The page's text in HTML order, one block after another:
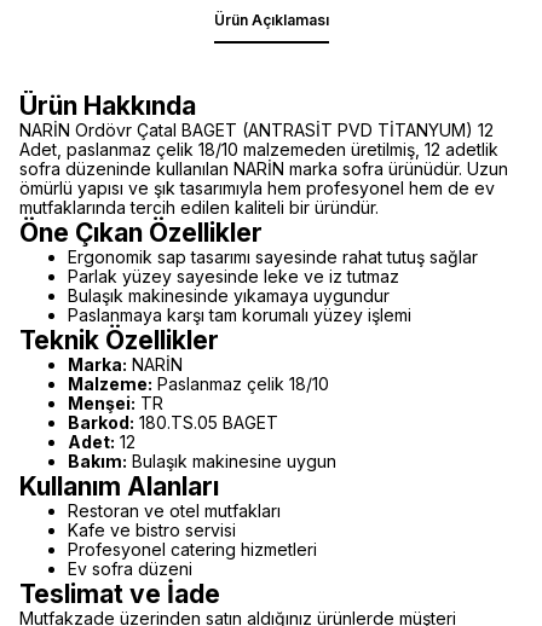
Ürün Açıklaması
Ürün Hakkında
NARİN Ordövr Çatal BAGET (ANTRASİT PVD TİTANYUM) 12
Adet, paslanmaz çelik 18/10 malzemeden üretilmiş, 12 adetlik
sofra düzeninde kullanılan NARİN marka sofra ürünüdür. Uzun
ömürlü yapısı ve şık tasarımıyla hem profesyonel hem de ev
mutfaklarında tercih edilen kaliteli bir üründür.
Öne Çıkan Özellikler
Ergonomik sap tasarımı sayesinde rahat tutuş sağlar
Parlak yüzey sayesinde leke ve iz tutmaz
Bulaşık makinesinde yıkamaya uygundur
Paslanmaya karşı tam korumalı yüzey işlemi
Teknik Özellikler
Marka: NARİN
Malzeme: Paslanmaz çelik 18/10
Menşei: TR
Barkod: 180.TS.05 BAGET
Adet: 12
Bakım: Bulaşık makinesine uygun
Kullanım Alanları
Restoran ve otel mutfakları
Kafe ve bistro servisi
Profesyonel catering hizmetleri
Ev sofra düzeni
Teslimat ve İade
Mutfakzade üzerinden satın aldığınız ürünlerde müşteri